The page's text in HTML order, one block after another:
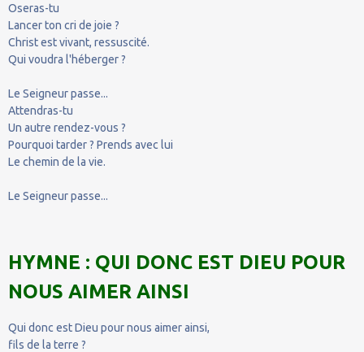
Oseras-tu
Lancer ton cri de joie ?
Christ est vivant, ressuscité.
Qui voudra l'héberger ?
Le Seigneur passe...
Attendras-tu
Un autre rendez-vous ?
Pourquoi tarder ? Prends avec lui
Le chemin de la vie.
Le Seigneur passe...
HYMNE : QUI DONC EST DIEU POUR
NOUS AIMER AINSI
Qui donc est Dieu pour nous aimer ainsi,
fils de la terre ?